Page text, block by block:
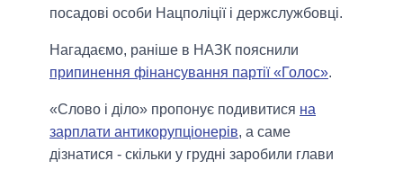
посадові особи Нацполіції і держслужбовці.
Нагадаємо, раніше в НАЗК пояснили
припинення фінансування партії «Голос».
«Слово і діло» пропонує подивитися на
зарплати антикорупціонерів, а саме
дізнатися - скільки у грудні заробили глави